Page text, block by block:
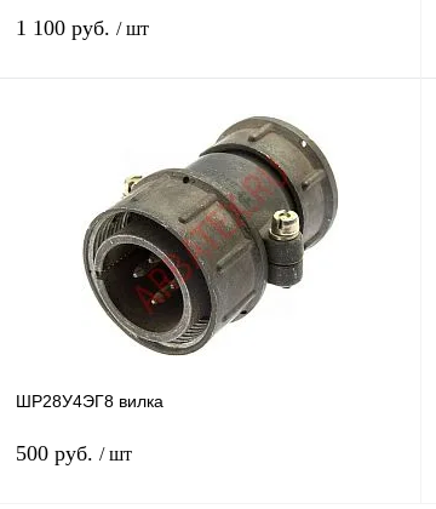
1 100 руб. / шт
В корзину
Купить в 1 клик Сравнение
В избранное
наличии
ШР28У4ЭГ8 вилка
500 руб. / шт